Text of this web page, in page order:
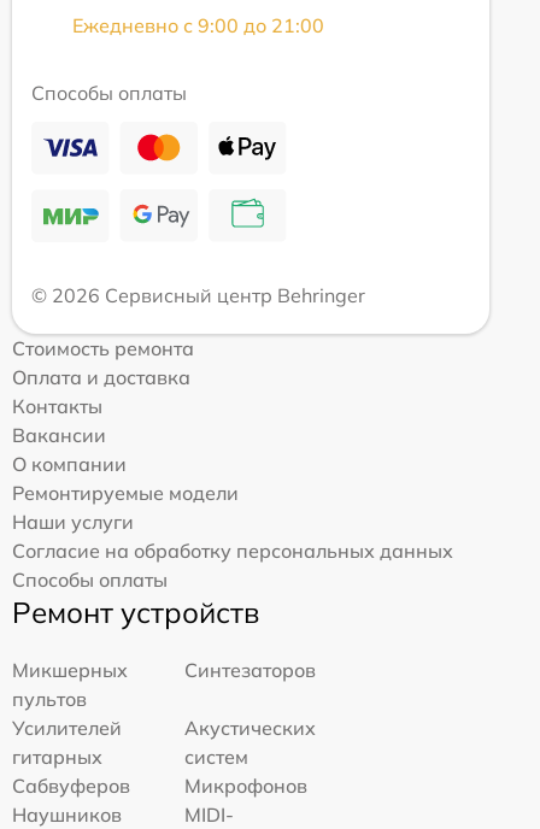
Ежедневно с 9:00 до 21:00
Способы оплаты
© 2026 Сервисный центр Behringer
Стоимость ремонта
Оплата и доставка
Контакты
Вакансии
О компании
Ремонтируемые модели
Наши услуги
Согласие на обработку персональных данных
Способы оплаты
Ремонт устройств
Микшерных
пультов
Синтезаторов
Усилителей
гитарных
Акустических
систем
Сабвуферов
Микрофонов
Наушников
MIDI-